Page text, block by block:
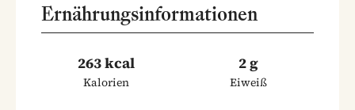
Ernährungsinformationen
263 kcal
Kalorien
2 g
Eiweiß